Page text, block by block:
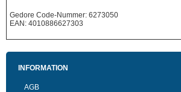
Gedore Code-Nummer: 6273050
EAN: 4010886627303
INFORMATION
AGB